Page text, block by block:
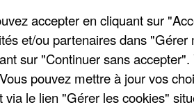
ont cumulé plus de 1,1
habitant à l'étranger.
accepter en cliquant sur
et/ou partenaires dans
sur "Continuer sans
pouvez mettre à jour vos
via le lien "Gérer les cookies"